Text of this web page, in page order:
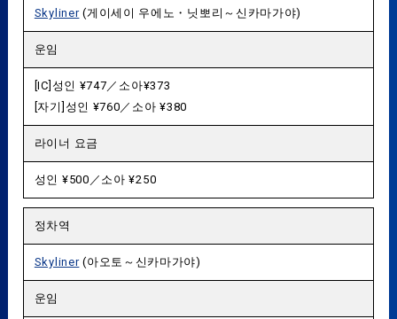
Skyliner(게이세이 우에노・닛뽀리～신카마가야)
운임
[IC]성인 ¥747／소아¥373
[자기]성인 ¥760／소아 ¥380
라이너 요금
성인 ¥500／소아 ¥250
정차역
Skyliner(아오토～신카마가야)
운임